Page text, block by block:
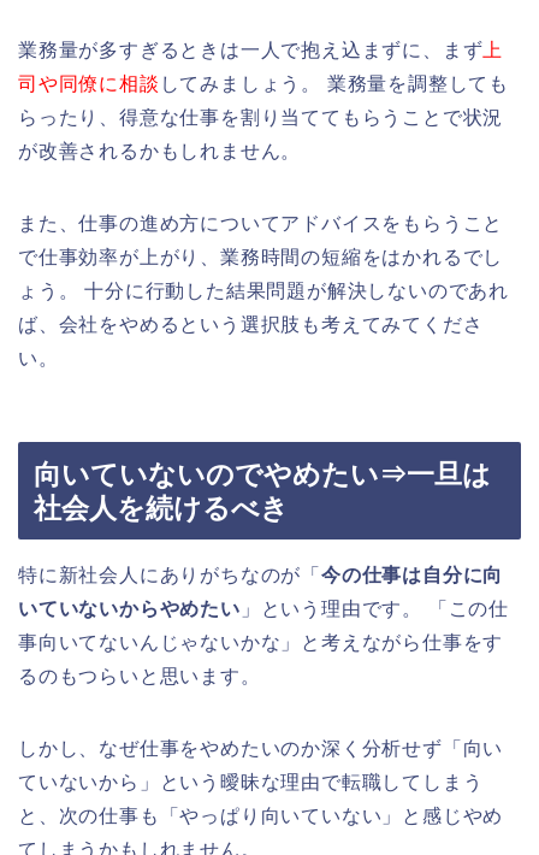
業務量が多すぎるときは一人で抱え込まずに、まず上
司や同僚に相談 してみましょう。 業務量を調整しても
らったり、得意な仕事を割り当ててもらうことで状況
が改善されるかもしれません。
また、仕事の進め方についてアドバイスをもらうこと
で仕事効率が上がり、業務時間の短縮をはかれるでし
ょう。 十分に行動した結果問題が解決しないのであれ
ば、会社をやめるという選択肢も考えてみてくださ
い。
向いていないのでやめたい⇒一旦は
社会人を続けるべき
特に新社会人にありがちなのが「 今の仕事は自分に向
いていないからやめたい 」という理由です。 「この仕
事向いてないんじゃないかな」と考えながら仕事をす
るのもつらいと思います。
しかし、なぜ仕事をやめたいのか深く分析せず「向い
ていないから」という曖昧な理由で転職してしまう
と、次の仕事も「やっぱり向いていない」と感じやめ
てしまうかもしれません。